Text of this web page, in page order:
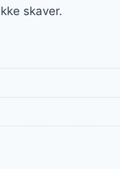
skaver.